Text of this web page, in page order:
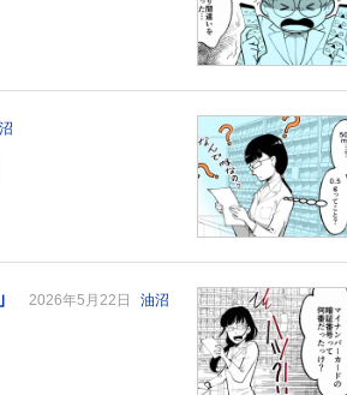
2026年5月22日 油沼